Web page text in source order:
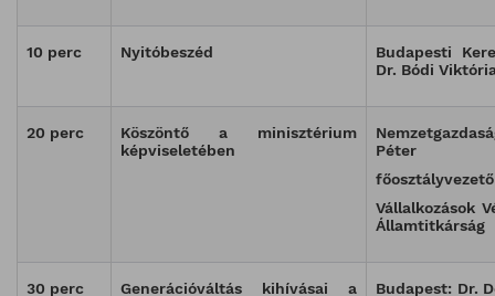
10 perc Nyitóbeszéd
Budapesti
Dr. Bódi
20 perc
Köszöntő a minisztérium
képviseletében
Péter
főosztályvezető
Vállalkozások
Államtitkárság
30 perc
Generációváltás kihívásai a
Budapest: Dr.